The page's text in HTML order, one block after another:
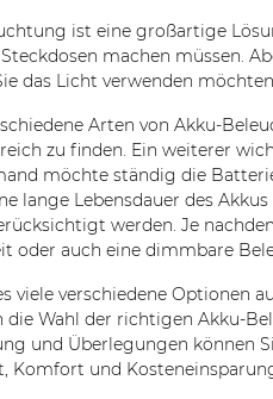
ist eine großartige
machen müssen.
das Licht verwenden
Arten von Akku-
zu finden. Ein weiterer
möchte ständig die
lange Lebensdauer des
werden. Je
oder auch eine dimmbare
viele verschiedene Optionen
die Wahl der richtigen Akku-
und Überlegungen können
Komfort und